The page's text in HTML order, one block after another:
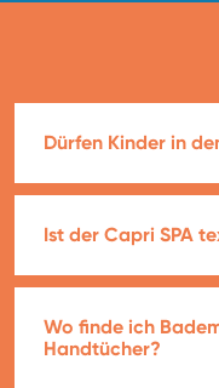
Dürfen Kinder in
Ist der Capri SPA
Wo finde ich
Handtücher?